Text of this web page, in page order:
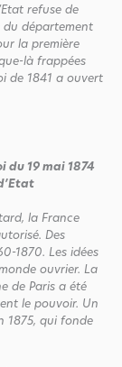
refuse de
du département
la première
là frappées
de 1841 a ouvert
du 19 mai 1874
la France
Des
1870. Les idées
ouvrier. La
de Paris a été
le pouvoir. Un
1875, qui fonde